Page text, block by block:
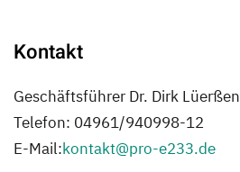
Kontakt
Geschäftsführer Dr. Dirk Lüerßen
Telefon: 04961/940998-12
E-Mail:kontakt@pro-e233.de